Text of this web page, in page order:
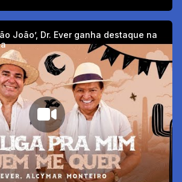
João’, Dr. Ever ganha destaque na